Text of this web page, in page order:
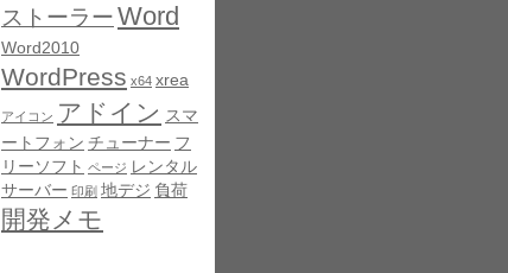
ストーラーWord
Word2010
WordPress x64 xrea
アイコン アドイン スマ
ートフォン チューナー フ
リーソフト ページ レンタル
サーバー 印刷 地デジ 負荷
開発メモ